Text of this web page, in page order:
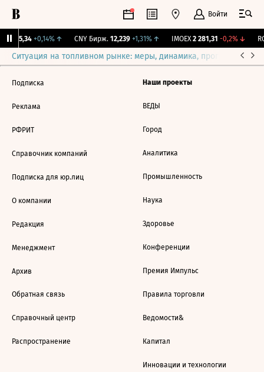
Войти
115,34 +0,14%↑ CNY Бирж. 12,239 +1,31%↑ IMOEX 2 281,31 -0,2%↓
Ситуация на топливном рынке: меры, динамика, прогнозы
Подписка
Реклама
РФРИТ
Справочник компаний
Подписка для юр.лиц
О компании
Редакция
Менеджмент
Архив
Обратная связь
Справочный центр
Распространение
Наши проекты
ВЕДЫ
Город
Аналитика
Промышленность
Наука
Здоровье
Конференции
Премия Импульс
Правила торговли
Ведомости&
Капитал
Инновации и технологии